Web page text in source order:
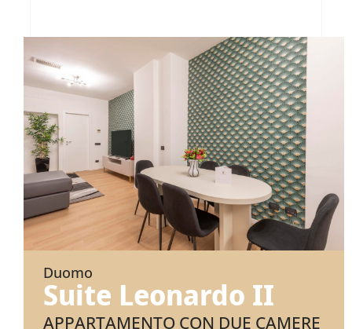
Duomo
Suite Leonardo II
APPARTAMENTO CON DUE CAMERE